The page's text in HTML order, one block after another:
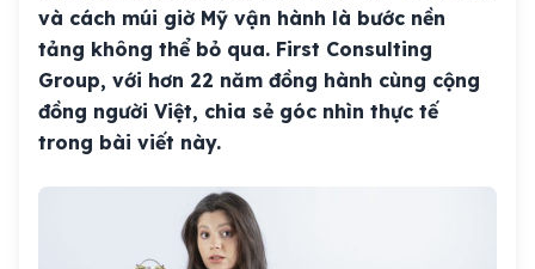
và cách múi giờ Mỹ vận hành là bước nền
tảng không thể bỏ qua. First Consulting
Group, với hơn 22 năm đồng hành cùng cộng
đồng người Việt, chia sẻ góc nhìn thực tế
trong bài viết này.